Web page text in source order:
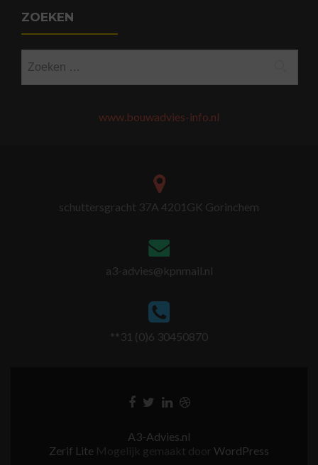
ZOEKEN
naar:
www.bouwadvies-info.nl
schuttersgracht 37A 4201GK Gorinchem
a3-advies@kpnmail.nl
**31 (0)6 30450870
A3-Advies.nl
Zerif Lite Mogelijk gemaakt door WordPress